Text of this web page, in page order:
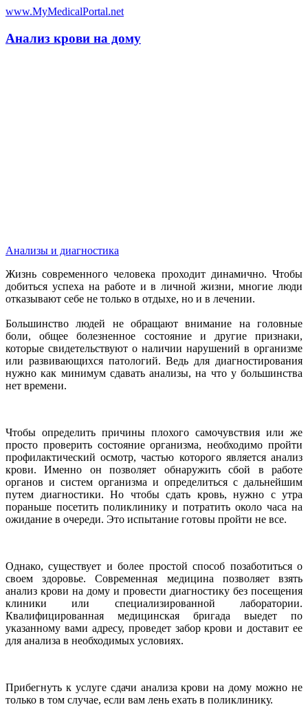
www.MyMedicalPortal.net
Анализ крови на дому
Анализы и диагностика
Жизнь современного человека проходит динамично. Чтобы
добиться успеха на работе и в личной жизни, многие люди
отказывают себе не только в отдыхе, но и в лечении.
Большинство людей не обращают внимание на головные
боли, общее болезненное состояние и другие признаки,
которые свидетельствуют о наличии нарушений в организме
или развивающихся патологий. Ведь для диагностирования
нужно как минимум сдавать анализы, на что у большинства
нет времени.
Чтобы определить причины плохого самочувствия или же
просто проверить состояние организма, необходимо пройти
профилактический осмотр, частью которого является анализ
крови. Именно он позволяет обнаружить сбой в работе
органов и систем организма и определиться с дальнейшим
путем диагностики. Но чтобы сдать кровь, нужно с утра
пораньше посетить поликлинику и потратить около часа на
ожидание в очереди. Это испытание готовы пройти не все.
Однако, существует и более простой способ позаботиться о
своем здоровье. Современная медицина позволяет взять
анализ крови на дому и провести диагностику без посещения
клиники или специализированной лаборатории.
Квалифицированная медицинская бригада выедет по
указанному вами адресу, проведет забор крови и доставит ее
для анализа в необходимых условиях.
Прибегнуть к услуге сдачи анализа крови на дому можно не
только в том случае, если вам лень ехать в поликлинику.